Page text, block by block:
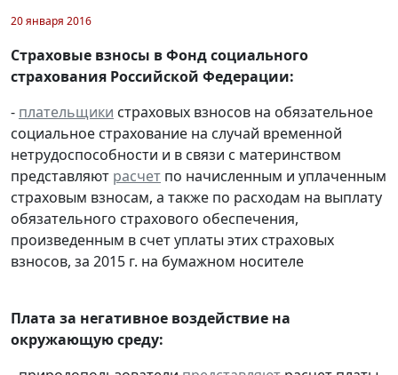
20 января 2016
Страховые взносы в Фонд социального
страхования Российской Федерации:
- плательщики страховых взносов на обязательное
социальное страхование на случай временной
нетрудоспособности и в связи с материнством
представляют расчет по начисленным и уплаченным
страховым взносам, а также по расходам на выплату
обязательного страхового обеспечения,
произведенным в счет уплаты этих страховых
взносов, за 2015 г. на бумажном носителе
Плата за негативное воздействие на
окружающую среду: